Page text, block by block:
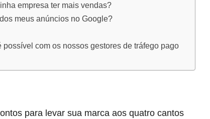
empresa ter mais vendas?
meus anúncios no Google?
com os nossos gestores de tráfego pago
para levar sua marca aos quatro cantos